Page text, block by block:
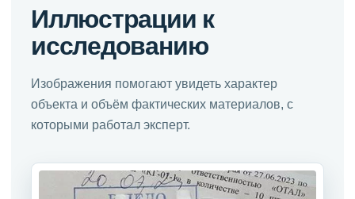
Иллюстрации к
исследованию
Изображения помогают увидеть характер
объекта и объём фактических материалов, с
которыми работал эксперт.